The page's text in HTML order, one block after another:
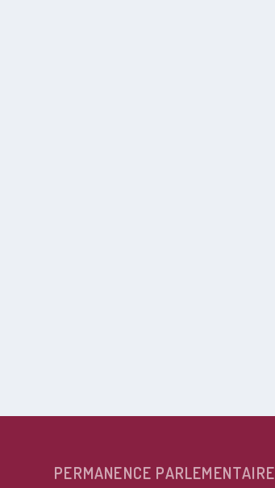
PERMANENCE PARLEMENTAIRE